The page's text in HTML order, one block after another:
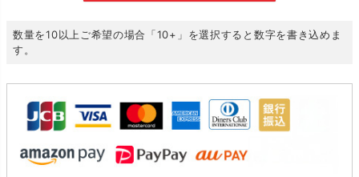
数量を10以上ご希望の場合「10+」を選択すると数字を書き込めま
す。